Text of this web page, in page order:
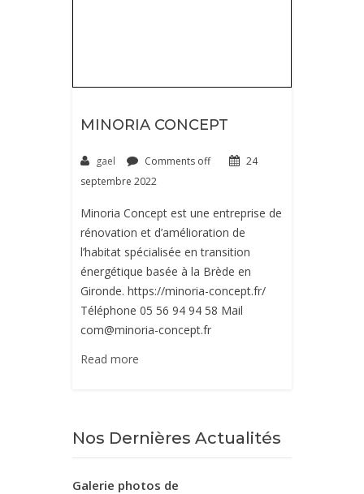
MINORIA CONCEPT
gael Comments off
24
septembre 2022
Minoria Concept est une entreprise de
rénovation et d’amélioration de
l’habitat spécialisée en transition
énergétique basée à la Brède en
Gironde. https://minoria-concept.fr/
Téléphone 05 56 94 94 58 Mail
com@minoria-concept.fr
Read more
Nos Dernières Actualités
Galerie photos de